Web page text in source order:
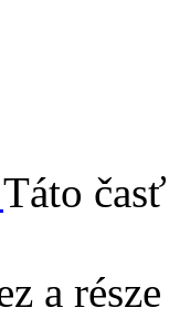
Táto
a